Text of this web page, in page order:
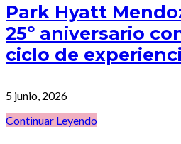
Park Hyatt
25º aniversario
ciclo de
5 junio, 2026
Continuar Leyendo